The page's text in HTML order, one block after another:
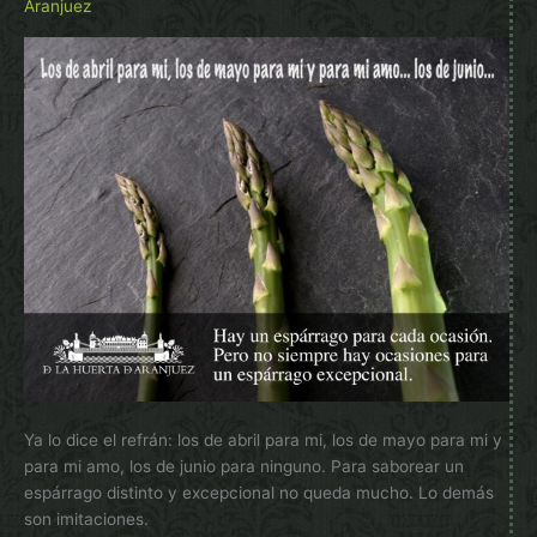
Aranjuez
Ya lo dice el refrán: los de abril para mi, los de mayo para mi y
para mi amo, los de junio para ninguno. Para saborear un
espárrago distinto y excepcional no queda mucho. Lo demás
son imitaciones.